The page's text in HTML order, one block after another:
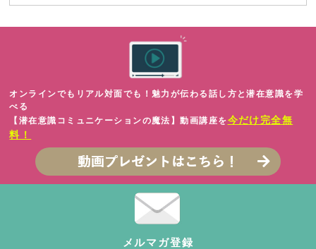
オンラインでもリアル対面でも！魅力が伝わる話し方と潜在意識を学
べる
【潜在意識コミュニケーションの魔法】動画講座を今だけ完全無
料！
メルマガ登録